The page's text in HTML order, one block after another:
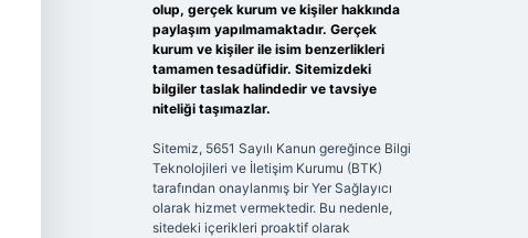
olup, gerçek kurum ve kişiler hakkında
paylaşım yapılmamaktadır. Gerçek
kurum ve kişiler ile isim benzerlikleri
tamamen tesadüfidir. Sitemizdeki
bilgiler taslak halindedir ve tavsiye
niteliği taşımazlar.
Sitemiz, 5651 Sayılı Kanun gereğince Bilgi
Teknolojileri ve İletişim Kurumu (BTK)
tarafından onaylanmış bir Yer Sağlayıcı
olarak hizmet vermektedir. Bu nedenle,
sitedeki içerikleri proaktif olarak